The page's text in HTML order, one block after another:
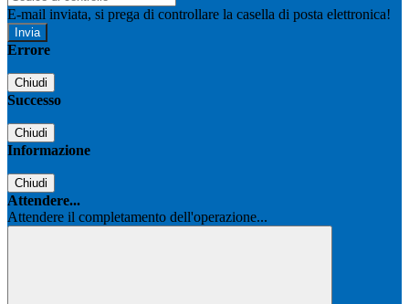
E-mail inviata, si prega di controllare la casella di posta elettronica!
Errore
Chiudi
Successo
Chiudi
Informazione
Chiudi
Attendere...
Attendere il completamento dell'operazione...